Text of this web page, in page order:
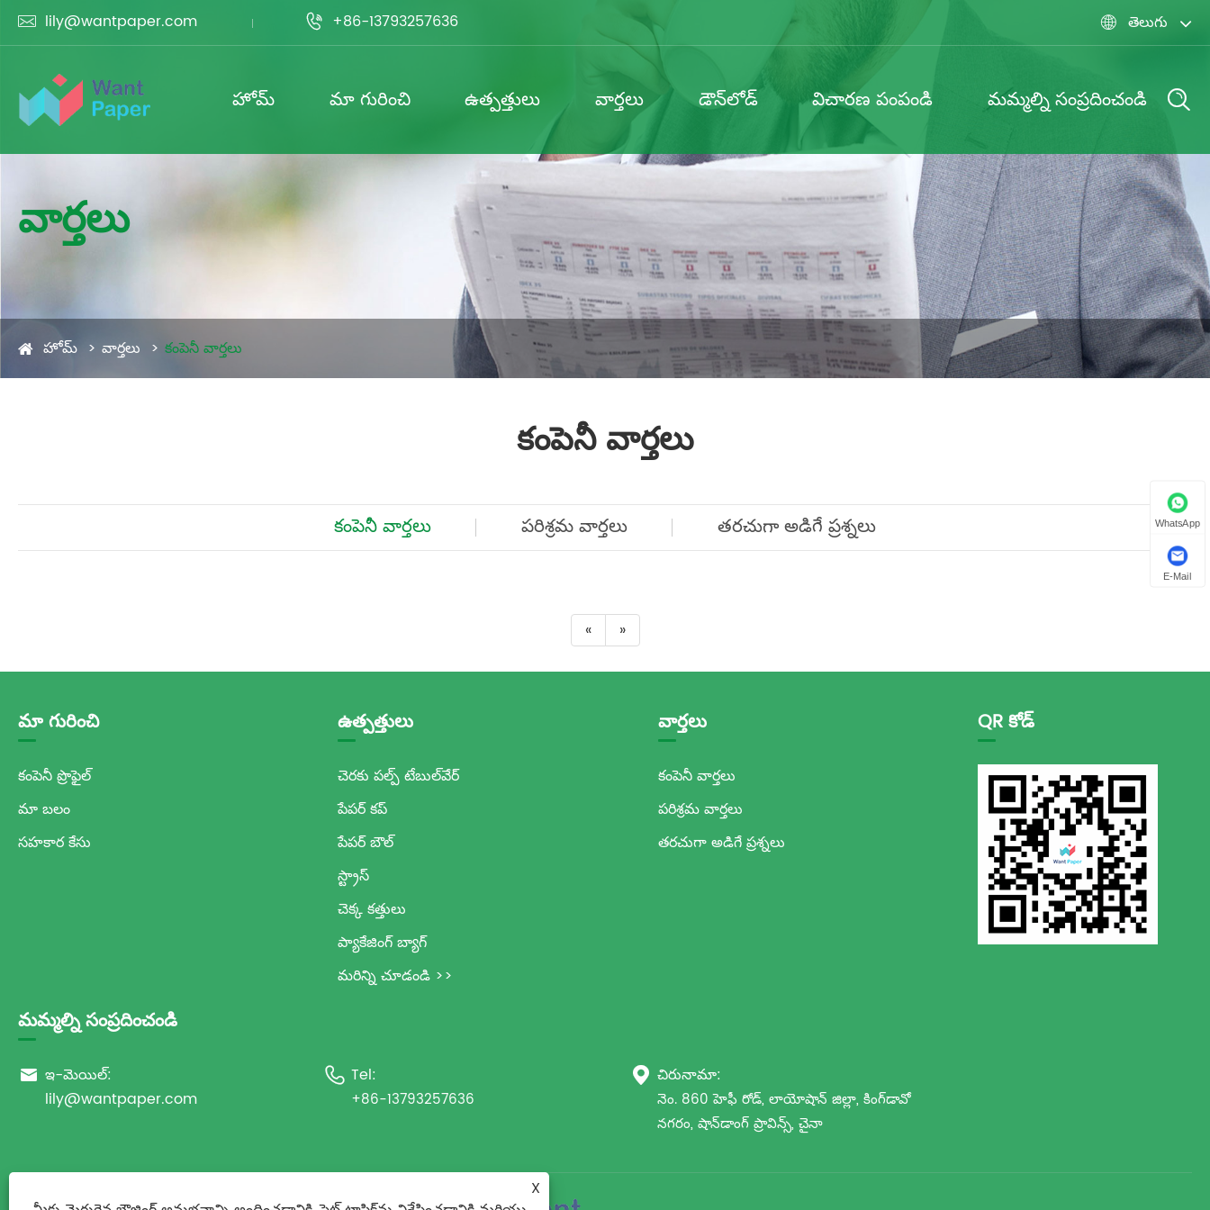
 lily@wantpaper.com  +86-13793257636  తెలుగు
హోమ్ మా గురించి ఉత్పత్తులు వార్తలు డౌన్‌లోడ్ విచారణ పంపండి మమ్మల్ని సంప్రదించండి
వార్తలు
హోమ్ వార్తలు కంపెనీ వార్తలు
కంపెనీ వార్తలు
కంపెనీ వార్తలు పరిశ్రమ వార్తలు తరచుగా అడిగే ప్రశ్నలు
« »
మా గురించి
కంపెనీ ప్రొఫైల్
మా బలం
సహకార కేసు
ఉత్పత్తులు
చెరకు పల్ప్ టేబుల్‌వేర్
పేపర్ కప్
పేపర్ బౌల్
స్ట్రాస్
చెక్క కత్తులు
ప్యాకేజింగ్ బ్యాగ్
మరిన్ని చూడండి >>
వార్తలు
కంపెనీ వార్తలు
పరిశ్రమ వార్తలు
తరచుగా అడిగే ప్రశ్నలు
QR కోడ్
మమ్మల్ని సంప్రదించండి
 ఇ-మెయిల్:
lily@wantpaper.com
 Tel:
+86-13793257636
 చిరునామా:
నెం. 860 హెఫీ రోడ్, లాయోషాన్ జిల్లా, కింగ్‌డావో
నగరం, షాన్‌డాంగ్ ప్రావిన్స్, చైనా
WhatsApp
E-Mail
X